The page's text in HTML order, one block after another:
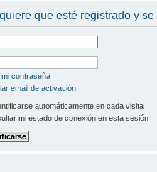
que esté registrado y
contraseña
email de activación
automáticamente en cada visita
mi estado de conexión en esta sesión